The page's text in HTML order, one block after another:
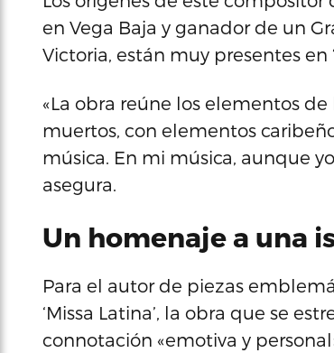
en Vega Baja y ganador de un
Victoria, están muy presentes en
«La obra reúne los elementos
muertos, con elementos
música. En mi música, aunque
asegura.
Un homenaje a una
Para el autor de piezas
‘Missa Latina’, la obra que se
connotación «emotiva y